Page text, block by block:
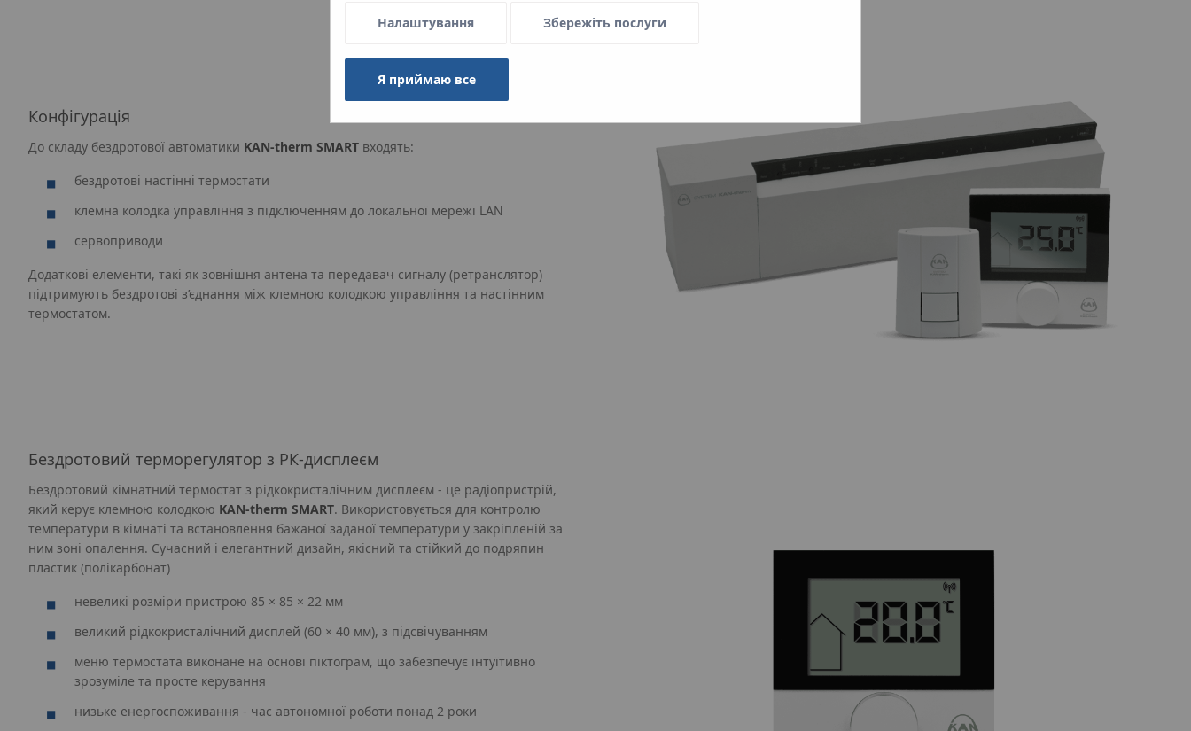
Конфігурація
До складу бездротової автоматики KAN‑therm SMART входять:
бездротові настінні термостати
клемна колодка управління з підключенням до локальної мережі LAN
сервоприводи
Додаткові елементи, такі як зовнішня антена та передавач сигналу (ретранслятор)
підтримують бездротові з’єднання між клемною колодкою управління та настінним
термостатом.
Бездротовий терморегулятор з РК-дисплеєм
Бездротовий кімнатний термостат з рідкокристалічним дисплеєм - це радіопристрій,
який керує клемною колодкою KAN‑therm SMART. Використовується для контролю
температури в кімнаті та встановлення бажаної заданої температури у закріпленій за
ним зоні опалення. Сучасний і елегантний дизайн, якісний та стійкий до подряпин
пластик (полікарбонат)
невеликі розміри пристрою 85 × 85 × 22 мм
великий рідкокристалічний дисплей (60 × 40 мм), з підсвічуванням
меню термостата виконане на основі піктограм, що забезпечує інтуїтивно
зрозуміле та просте керування
низьке енергоспоживання - час автономної роботи понад 2 роки
Налаштування Збережіть послуги
Я приймаю все